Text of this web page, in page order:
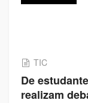
TIC
De
realizam